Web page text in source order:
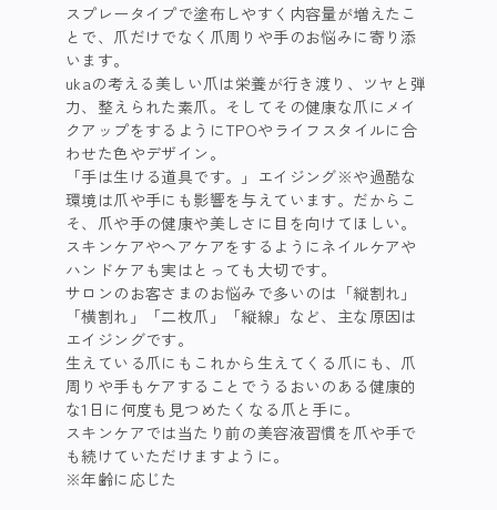
スプレータイプで塗布しやすく内容量が増えたこ
とで、爪だけでなく爪周りや手のお悩みに寄り添
います。
ukaの考える美しい爪は栄養が行き渡り、ツヤと弾
力、整えられた素爪。そしてその健康な爪にメイ
クアップをするようにTPOやライフスタイルに合
わせた色やデザイン。
「手は生ける道具です。」エイジング※や過酷な
環境は爪や手にも影響を与えています。だからこ
そ、爪や手の健康や美しさに目を向けてほしい。
スキンケアやヘアケアをするようにネイルケアや
ハンドケアも実はとっても大切です。
サロンのお客さまのお悩みで多いのは「縦割れ」
「横割れ」「二枚爪」「縦線」など、主な原因は
エイジングです。
生えている爪にもこれから生えてくる爪にも、爪
周りや手もケアすることでうるおいのある健康的
な1日に何度も見つめたくなる爪と手に。
スキンケアでは当たり前の美容液習慣を爪や手で
も続けていただけますように。
※年齢に応じた